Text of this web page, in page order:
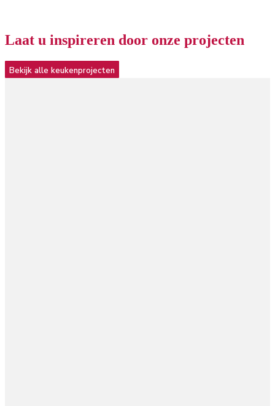
Laat u inspireren door onze projecten
Bekijk alle keukenprojecten